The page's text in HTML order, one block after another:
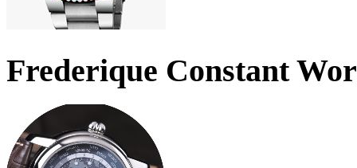
Frederique Constant